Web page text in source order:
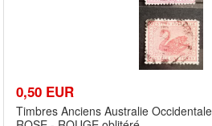
0,50 EUR
Timbres Anciens Australie